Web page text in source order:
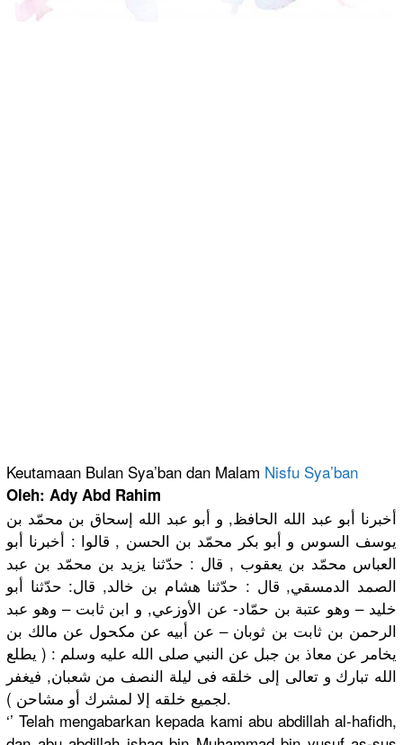
Keutamaan Bulan Sya’ban dan Malam Nisfu Sya’ban
Oleh: Ady Abd Rahim
أخبرنا أبو عبد الله الحافظ, و أبو عبد الله إسحاق بن محمّد بن
يوسف السوس و أبو بكر محمّد بن الحسن , قالوا : أخبرنا أبو
العباس محمّد بن يعقوب , قال : حدّثنا يزيد بن محمّد بن عبد
الصمد الدمسقي, قال : حدّثنا هشام بن خالد, قال: حدّثنا أبو
خليد – وهو عتبة بن حمّاد- عن الأوزعي, و ابن ثابت – وهو عبد
الرحمن بن ثابت بن ثوبان – عن أبيه عن مكحول عن مالك بن
يخامر عن معاذ بن جبل عن النبي صلى الله عليه وسلم : ( يطلع
الله تبارك و تعالى إلى خلقه فى ليلة النصف من شعبان, فيغفر
لجميع خلقه إلا لمشرك أو مشاحن ).
‘’ Telah mengabarkan kepada kami abu abdillah al-hafidh,